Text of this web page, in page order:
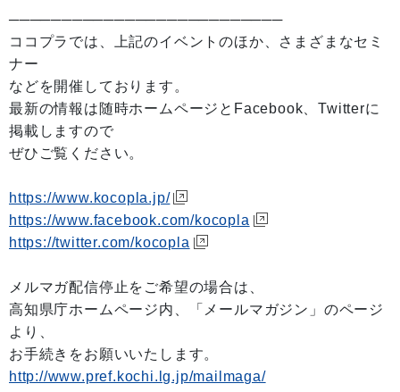
──────────────────────────
ココプラでは、上記のイベントのほか、さまざまなセミ
ナー
などを開催しております。
最新の情報は随時ホームページとFacebook、Twitterに
掲載しますので
ぜひご覧ください。
https://www.kocopla.jp/
https://www.facebook.com/kocopla
https://twitter.com/kocopla
メルマガ配信停止をご希望の場合は、
高知県庁ホームページ内、「メールマガジン」のページ
より、
お手続きをお願いいたします。
http://www.pref.kochi.lg.jp/mailmaga/